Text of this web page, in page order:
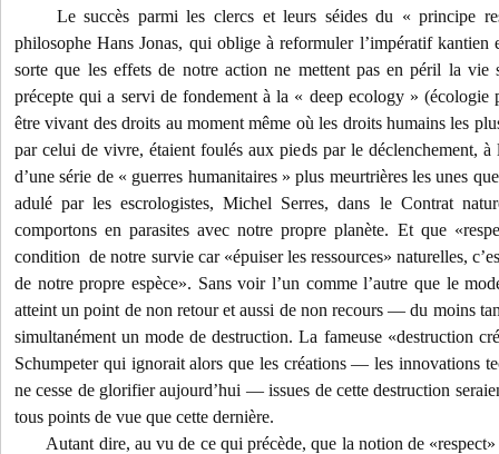
Le succès parmi les clercs et leurs séides du « principe
philosophe Hans Jonas, qui oblige à reformuler l’impératif kantien
sorte que les effets de notre action ne mettent pas en péril la
précepte qui a servi de fondement à la « deep ecology » (écologie
être vivant des droits au moment même où les droits humains les
par celui de vivre, étaient foulés aux pieds par le déclenchement, à
d’une série de « guerres humanitaires » plus meurtrières les unes
adulé par les escrologistes, Michel Serres, dans le Contrat
comportons en parasites avec notre propre planète. Et que
condition de notre survie car «épuiser les ressources» naturelles,
de notre propre espèce». Sans voir l’un comme l’autre que le
atteint un point de non retour et aussi de non recours — du moins
simultanément un mode de destruction. La fameuse «destruction
Schumpeter qui ignorait alors que les créations — les innovations
ne cesse de glorifier aujourd’hui — issues de cette destruction
tous points de vue que cette dernière.
Autant dire, au vu de ce qui précède, que la notion de